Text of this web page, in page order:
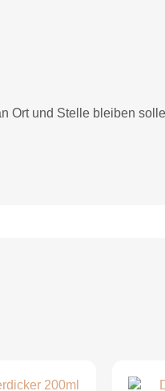
Ort und Stelle bleiben